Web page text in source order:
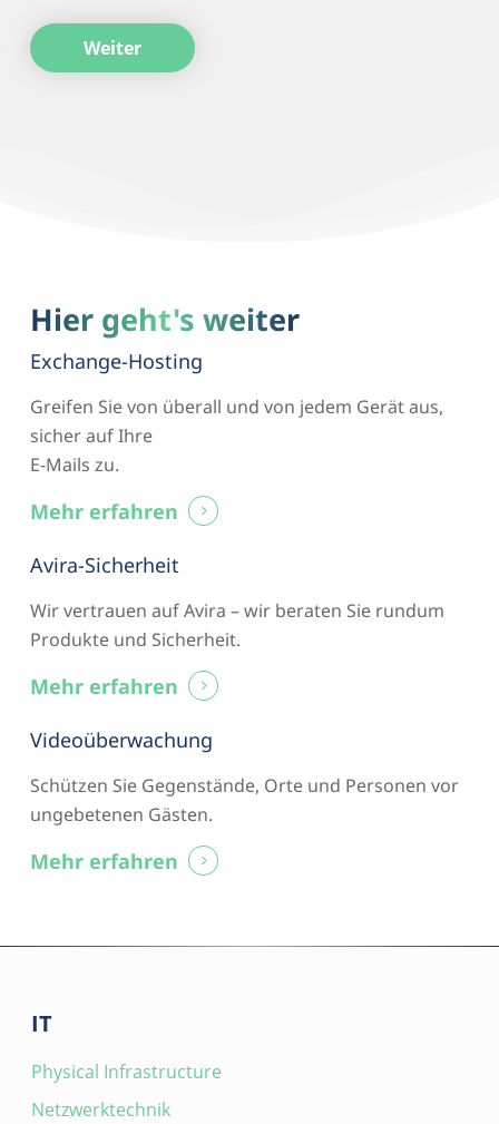
Weiter
Hier geht's weiter
Exchange-Hosting
Greifen Sie von überall und von jedem Gerät aus,
sicher auf Ihre
E-Mails zu.
Mehr erfahren
Avira-Sicherheit
Wir vertrauen auf Avira – wir beraten Sie rundum
Produkte und Sicherheit.
Mehr erfahren
Videoüberwachung
Schützen Sie Gegenstände, Orte und Personen vor
ungebetenen Gästen.
Mehr erfahren
IT
Physical Infrastructure
Netzwerktechnik